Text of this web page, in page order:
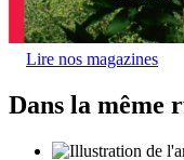
Lire nos magazines
Dans la même